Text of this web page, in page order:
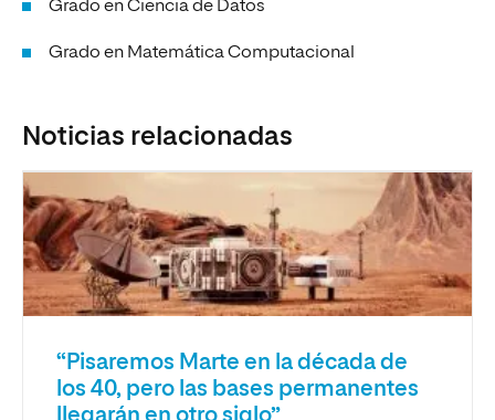
Grado en Ciencia de Datos
Grado en Matemática Computacional
Noticias relacionadas
“Pisaremos Marte en la década de
los 40, pero las bases permanentes
llegarán en otro siglo”